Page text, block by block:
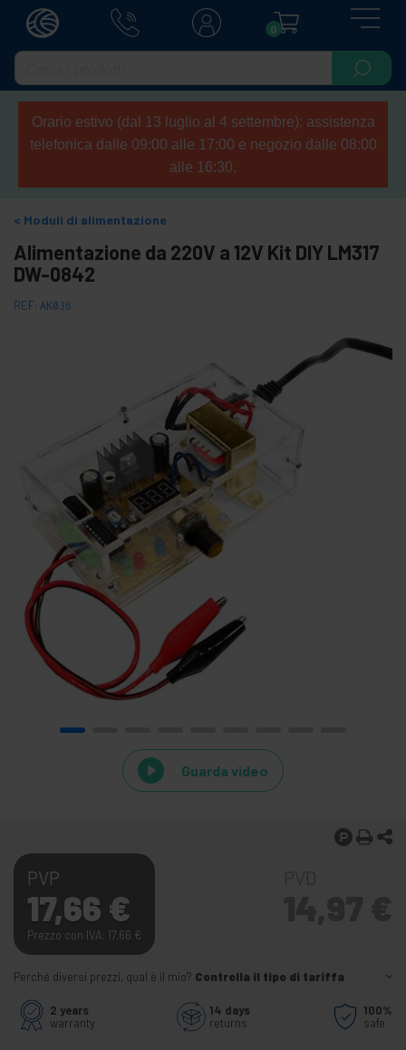
0
Orario estivo (dal 13 luglio al 4 settembre): assistenza
telefonica dalle 09:00 alle 17:00 e negozio dalle 08:00
alle 16:30.
Moduli di alimentazione
Alimentazione da 220V a 12V Kit DIY LM317
DW-0842
REF: AK036
Guarda video
PVP
17,66 €
Prezzo con IVA: 17,66 €
Perché diversi prezzi, qual è il mio? Controlla il tipo di tariffa
2 years
warranty
14 days
returns
100%
safe